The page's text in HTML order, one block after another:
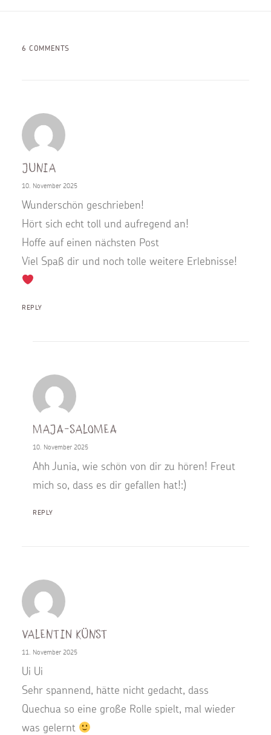
6 COMMENTS
Junia
10. November 2025
Wunderschön geschrieben!
Hört sich echt toll und aufregend an!
Hoffe auf einen nächsten Post
Viel Spaß dir und noch tolle weitere Erlebnisse!
REPLY
Maja-Salomea
10. November 2025
Ahh Junia, wie schön von dir zu hören! Freut
mich so, dass es dir gefallen hat!:)
REPLY
Valentin Künst
11. November 2025
Ui Ui
Sehr spannend, hätte nicht gedacht, dass
Quechua so eine große Rolle spielt, mal wieder
was gelernt